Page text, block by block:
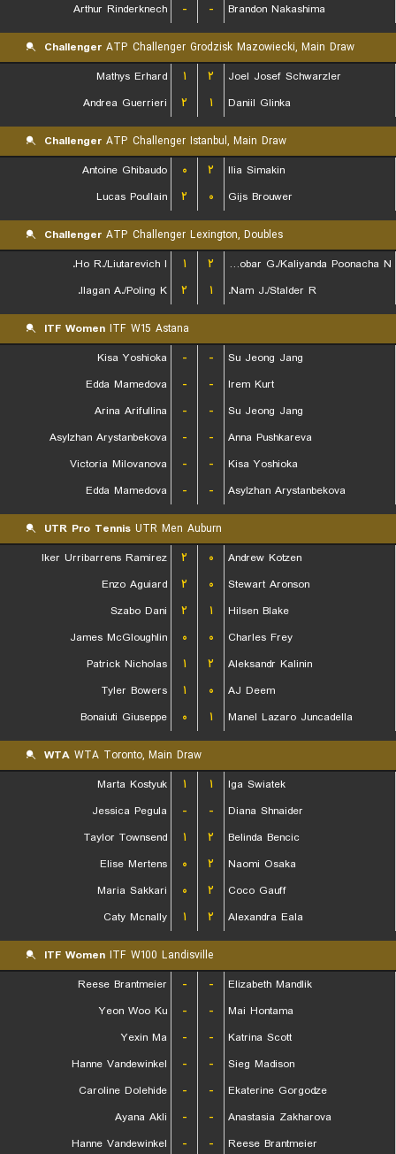
Arthur Rinderknech
- - Brandon Nakashima
Challenger ATP Challenger Grodzisk Mazowiecki, Main Draw
Mathys Erhard
۱ ۲
Joel Josef Schwarzler
Andrea Guerrieri
۲ ۱ Daniil Glinka
Challenger ATP Challenger Istanbul, Main Draw
Antoine Ghibaudo
۰ ۲
Ilia Simakin
Lucas Poullain
۲ ۰ Gijs Brouwer
Challenger ATP Challenger Lexington, Doubles
Ho R./Liutarevich I.
۱ ۲
Escobar G./Kaliyanda Poonacha N.
Ilagan A./Poling K.
۲ ۱ Nam J./Stalder R.
ITF Women ITF W15 Astana
Kisa Yoshioka
- -
Su Jeong Jang
Edda Mamedova
- -
Irem Kurt
Arina Arifullina
- -
Su Jeong Jang
Asylzhan Arystanbekova
- -
Anna Pushkareva
Victoria Milovanova
- -
Kisa Yoshioka
Edda Mamedova
- - Asylzhan Arystanbekova
UTR Pro Tennis UTR Men Auburn
Iker Urribarrens Ramirez
۲ ۰
Andrew Kotzen
Enzo Aguiard
۲ ۰
Stewart Aronson
Szabo Dani
۲ ۱
Hilsen Blake
James McGloughlin
۰ ۰
Charles Frey
Patrick Nicholas
۱ ۲
Aleksandr Kalinin
Tyler Bowers
۱ ۰
AJ Deem
Bonaiuti Giuseppe
۰ ۱ Manel Lazaro Juncadella
WTA WTA Toronto, Main Draw
Marta Kostyuk
۱ ۱
Iga Swiatek
Jessica Pegula
- -
Diana Shnaider
Taylor Townsend
۱ ۲
Belinda Bencic
Elise Mertens
۰ ۲
Naomi Osaka
Maria Sakkari
۰ ۲
Coco Gauff
Caty Mcnally
۱ ۲ Alexandra Eala
ITF Women ITF W100 Landisville
Reese Brantmeier
- -
Elizabeth Mandlik
Yeon Woo Ku
- -
Mai Hontama
Yexin Ma
- -
Katrina Scott
Hanne Vandewinkel
- -
Sieg Madison
Caroline Dolehide
- -
Ekaterine Gorgodze
Ayana Akli
- -
Anastasia Zakharova
Hanne Vandewinkel
- - Reese Brantmeier